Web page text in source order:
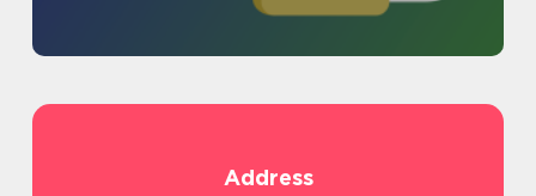
Address